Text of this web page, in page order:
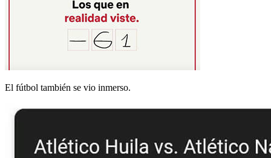
El fútbol también se vio inmerso.